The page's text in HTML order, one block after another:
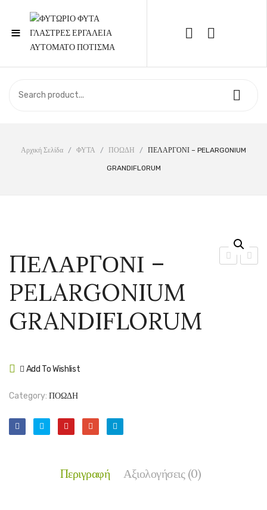
≡
Call Support: 210 6857844
ΣΧΕΤΙΚΆ ΜΕ ΕΜΆΣ
ΕΠΙΚΟΙΝΩΝΊΑ
Αρχική Σελίδα / ΦΥΤΑ / ΠΟΩΔΗ / ΠΕΛΑΡΓΟΝΙ – PELARGONIUM
GRANDIFLORUM
ΠΕΛΑΡΓΟΝΙ –
PELARGONIUM
GRANDIFLORUM
Add To Wishlist
Category: ΠΟΩΔΗ
Περιγραφή Αξιολογήσεις (0)